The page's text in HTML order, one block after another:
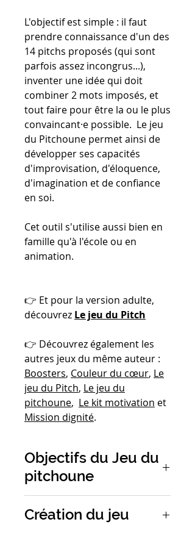
L'objectif est simple : il faut
prendre connaissance d'un des
14 pitchs proposés (qui sont
parfois assez incongrus...),
inventer une idée qui doit
combiner 2 mots imposés, et
tout faire pour être la ou le plus
convaincant·e possible. Le jeu
du Pitchoune permet ainsi de
développer ses capacités
d'improvisation, d'éloquence,
d'imagination et de confiance
en soi.
Cet outil s'utilise aussi bien en
famille qu'à l'école ou en
animation.
👉 Et pour la version adulte,
découvrez Le jeu du Pitch
👉 Découvrez également les
autres jeux du même auteur :
Boosters, Couleur du cœur, Le
jeu du Pitch, Le jeu du
pitchoune, Le kit motivation et
Mission dignité.
Objectifs du Jeu du
pitchoune
enfants à pitcher et défendre
Création du jeu